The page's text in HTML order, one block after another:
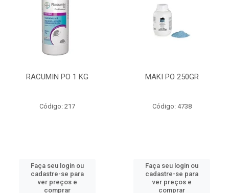
RACUMIN PO 1 KG
Código: 217
Faça seu login ou
cadastre-se para
ver preços e
comprar
MAKI PO 250GR
Código: 4738
Faça seu login ou
cadastre-se para
ver preços e
comprar